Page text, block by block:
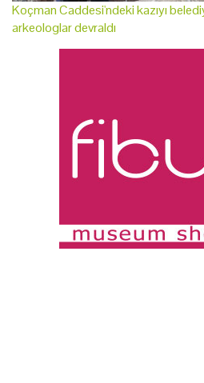
Koçman Caddesi'ndeki kazıyı
arkeologlar devraldı